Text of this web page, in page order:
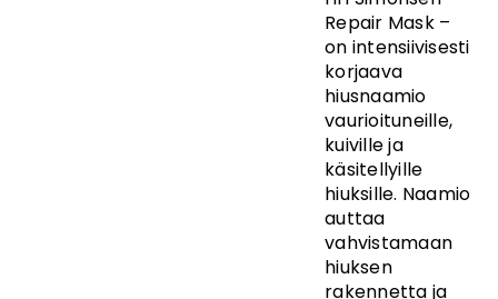
Repair Mask –
on intensiivisesti
korjaava
hiusnaamio
vaurioituneille,
kuiville ja
käsitellyille
hiuksille. Naamio
auttaa
vahvistamaan
hiuksen
rakennetta ja